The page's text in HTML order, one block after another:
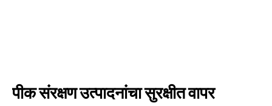
पीक संरक्षण उत्पादनांचा सुरक्षीत वापर